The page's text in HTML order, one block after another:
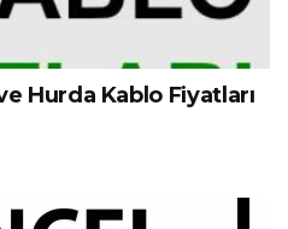
Hurda Kablo Fiyatları